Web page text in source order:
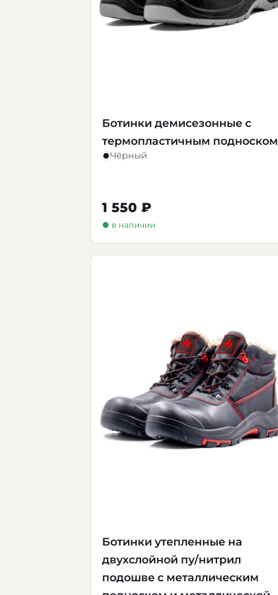
Ботинки демисезонные с
термопластичным подноском
Чёрный
1 550 ₽
● в наличии
Ботинки утепленные на
двухслойной пу/нитрил
подошве с металлическим